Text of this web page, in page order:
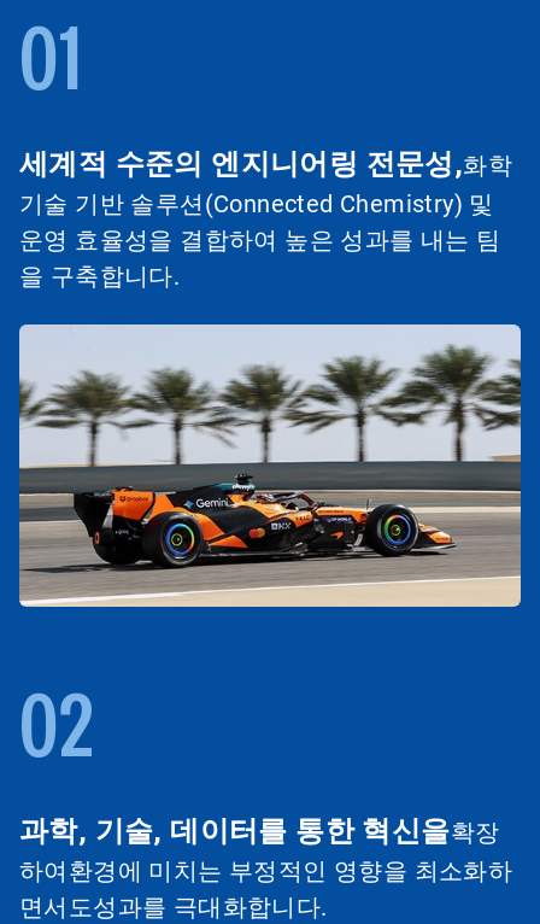
01
세계적 수준의 엔지니어링 전문성,화학
기술 기반 솔루션(Connected Chemistry) 및
운영 효율성을 결합하여 높은 성과를 내는 팀
을 구축합니다.
02
과학, 기술, 데이터를 통한 혁신을확장
하여환경에 미치는 부정적인 영향을 최소화하
면서도성과를 극대화합니다.